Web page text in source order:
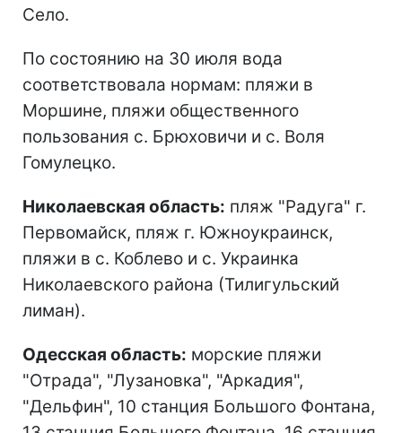
Село.
По состоянию на 30 июля вода
соответствовала нормам: пляжи в
Моршине, пляжи общественного
пользования с. Брюховичи и с. Воля
Гомулецко.
Николаевская область: пляж "Радуга" г.
Первомайск, пляж г. Южноукраинск,
пляжи в с. Коблево и с. Украинка
Николаевского района (Тилигульский
лиман).
Одесская область: морские пляжи
"Отрада", "Лузановка", "Аркадия",
"Дельфин", 10 станция Большого Фонтана,